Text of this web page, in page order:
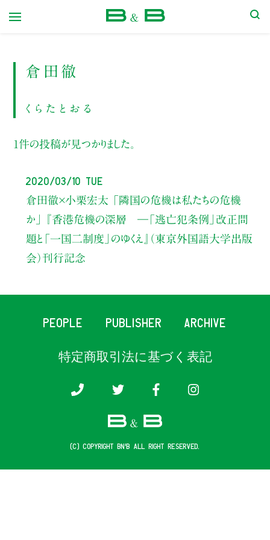
倉田徹
くらたとおる
1件の投稿が見つかりました。
2020/03/10 Tue
倉田徹×小栗宏太
「隣国の危機は私たちの危機
か」
『香港危機の深層 ―「逃亡犯条例」改正問
題と「一国二制度」のゆくえ』（東京外国語大学出版
会）刊行記念
PEOPLE PUBLISHER ARCHIVE
特定商取引法に基づく表記
(c) COPYRIGHT B&B ALL RIGHT RESERVED.